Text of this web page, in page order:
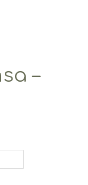
–